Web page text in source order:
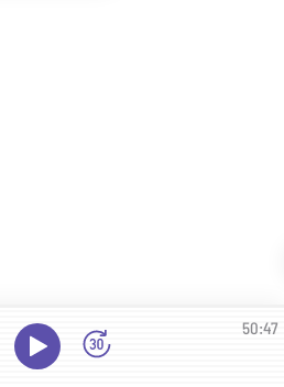
50:47